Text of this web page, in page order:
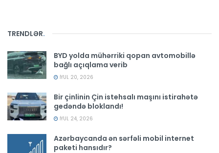
TRENDLƏR.
BYD yolda mühərriki qopan avtomobillə
bağlı açıqlama verib
İYUL 20, 2026
Bir çinlinin Çin istehsalı maşını istirahətə
gedəndə bloklandı!
İYUL 24, 2026
Azərbaycanda ən sərfəli mobil internet
paketi hansıdır?